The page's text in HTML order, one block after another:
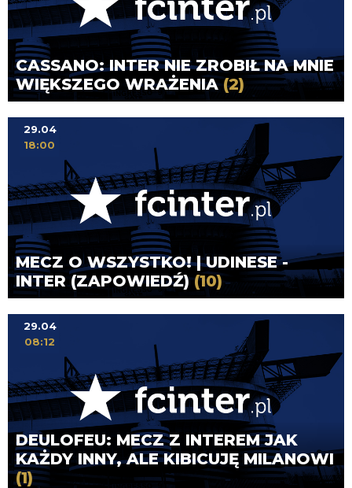
CASSANO: INTER NIE ZROBIŁ NA MNIE
WIĘKSZEGO WRAŻENIA(2)
MECZ O WSZYSTKO! | UDINESE -
INTER (ZAPOWIEDŹ)(10)
29.04
18:00
DEULOFEU: MECZ Z INTEREM JAK
KAŻDY INNY, ALE KIBICUJĘ MILANOWI
(1)
29.04
08:12